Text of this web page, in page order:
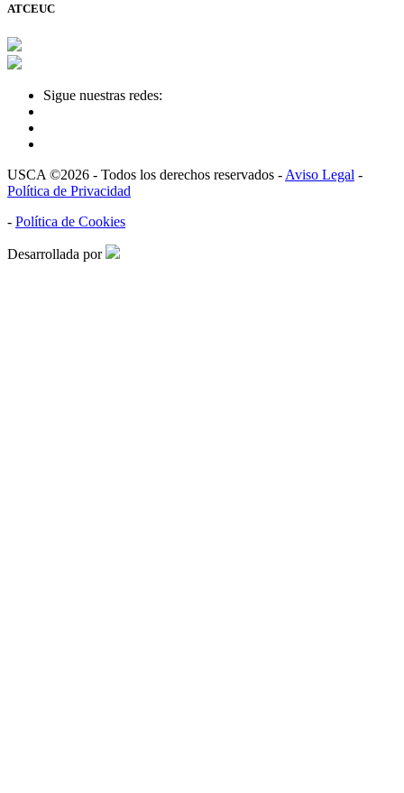
ATCEUC
Sigue nuestras redes:
USCA ©2026 - Todos los derechos reservados - Aviso Legal -
Política de Privacidad
- Política de Cookies
Desarrollada por